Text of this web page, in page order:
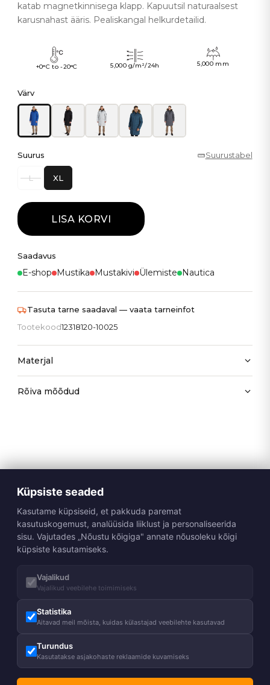
katab magnetkinnisega klapp. Kapuutsil naturaalsest
karusnahast ääris. Pealiskangal helkurdetailid.
+0°C to -20°C 5,000 g/m²/24h 5,000 mm
Värv
Suurus Suurustabel
L XL
LISA KORVI
Saadavus
E-shop Mustika Mustakivi Ülemiste Nautica
Tasuta tarne saadaval — vaata tarneinfot
Tootekood12318120-10025
Materjal
Rõiva mõõdud
Küpsiste seaded
Kasutame küpsiseid, et pakkuda paremat
kasutuskogemust, analüüsida liiklust ja personaliseerida
sisu. Vajutades „Nõustu kõigiga" annate nõusoleku kõigi
küpsiste kasutamiseks.
Vajalikud
Vajalikud veebilehe toimimiseks
Statistika
Aitavad meil mõista, kuidas külastajad veebilehte kasutavad
Turundus
Kasutatakse asjakohaste reklaamide kuvamiseks